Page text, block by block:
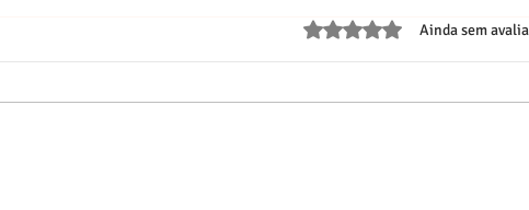
Avaliado com 0 de 5 estrelas.
Ainda sem